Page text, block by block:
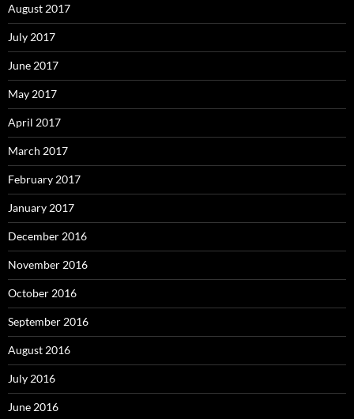
August 2017
July 2017
June 2017
May 2017
April 2017
March 2017
February 2017
January 2017
December 2016
November 2016
October 2016
September 2016
August 2016
July 2016
June 2016